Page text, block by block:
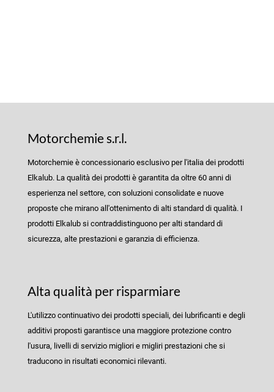
Motorchemie s.r.l.
Motorchemie è concessionario esclusivo per l'italia dei prodotti
Elkalub. La qualità dei prodotti è garantita da oltre 60 anni di
esperienza nel settore, con soluzioni consolidate e nuove
proposte che mirano all'ottenimento di alti standard di qualità. I
prodotti Elkalub si contraddistinguono per alti standard di
sicurezza, alte prestazioni e garanzia di efficienza.
Alta qualità per risparmiare
L'utilizzo continuativo dei prodotti speciali, dei lubrificanti e degli
additivi proposti garantisce una maggiore protezione contro
l'usura, livelli di servizio migliori e migliri prestazioni che si
traducono in risultati economici rilevanti.